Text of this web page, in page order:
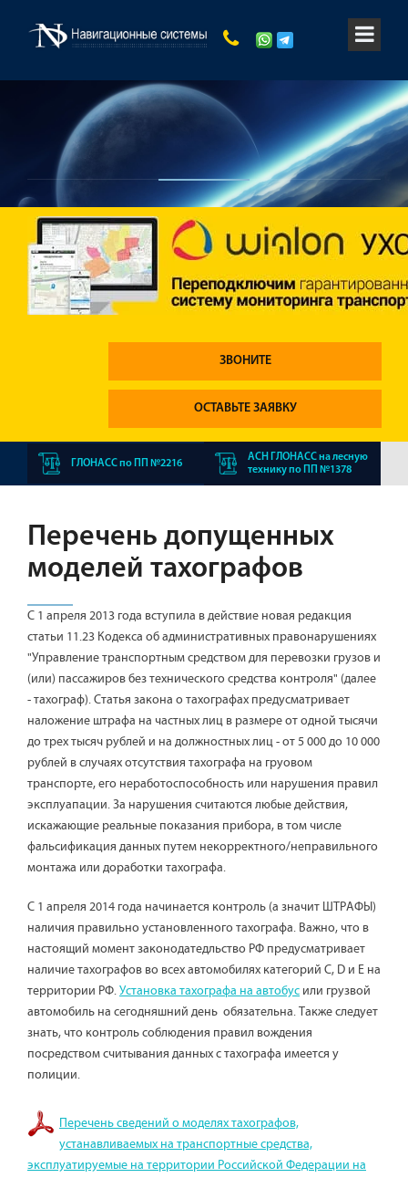
ЗВОНИТЕ
ОСТАВЬТЕ ЗАЯВКУ
ГЛОНАСС по ПП №2216
АСН ГЛОНАСС на лесную
технику по ПП №1378
Перечень допущенных
моделей тахографов
С 1 апреля 2013 года вступила в действие новая редакция
статьи 11.23 Кодекса об административных правонарушениях
"Управление транспортным средством для перевозки грузов и
(или) пассажиров без технического средства контроля" (далее
- тахограф). Статья закона о тахографах предусматривает
наложение штрафа на частных лиц в размере от одной тысячи
до трех тысяч рублей и на должностных лиц - от 5 000 до 10 000
рублей в случаях отсутствия тахографа на груовом
транспорте, его неработоспособность или нарушения правил
эксплуапации. За нарушения считаются любые действия,
искажающие реальные показания прибора, в том числе
фальсификация данных путем некорректного/неправильного
монтажа или доработки тахографа.
С 1 апреля 2014 года начинается контроль (а значит ШТРАФЫ)
наличия правильно установленного тахографа. Важно, что в
настоящий момент законодатедльство РФ предусматривает
наличие тахографов во всех автомобилях категорий С, D и E на
территории РФ.Установка тахографа на автобус или грузвой
автомобиль на сегодняшний день обязательна. Также следует
знать, что контроль соблюдения правил вождения
посредством считывания данных с тахографа имеется у
полиции.
Перечень сведений о моделях тахографов,
устанавливаемых на транспортные средства,
эксплуатируемые на территории Российской Федерации на